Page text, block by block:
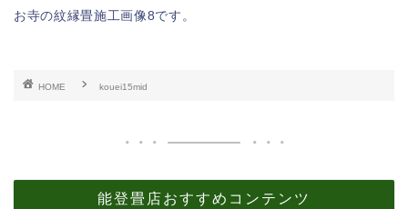
お寺の紋縁畳施工画像8です。
HOME kouei15mid
能登畳店おすすめコンテンツ